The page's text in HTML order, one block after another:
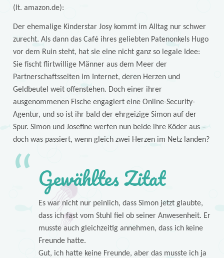
(lt. amazon.de):
Der ehemalige Kinderstar Josy kommt im Alltag nur schwer
zurecht. Als dann das Café ihres geliebten Patenonkels Hugo
vor dem Ruin steht, hat sie eine nicht ganz so legale Idee:
Sie fischt flirtwillige Männer aus dem Meer der
Partnerschaftsseiten im Internet, deren Herzen und
Geldbeutel weit offenstehen. Doch einer ihrer
ausgenommenen Fische engagiert eine Online-Security-
Agentur, und so ist ihr bald der ehrgeizige Simon auf der
Spur. Simon und Josefine werfen nun beide ihre Köder aus –
doch was passiert, wenn gleich zwei Herzen im Netz landen?
Gewähltes Zitat
Es war nicht nur peinlich, dass Simon jetzt glaubte,
dass ich fast vom Stuhl fiel ob seiner Anwesenheit. Er
musste auch gleichzeitig annehmen, dass ich keine
Freunde hatte.
Gut, ich hatte keine Freunde, aber das musste ich ja